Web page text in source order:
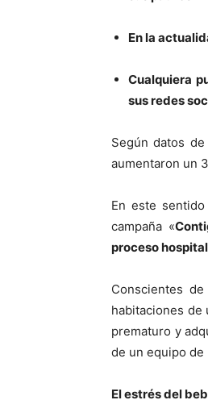
En la
Cualquiera
sus redes
Según datos
aumentaron un
En este
campaña «
proceso
Conscientes
habitaciones de
prematuro y
de un equipo
El estrés del